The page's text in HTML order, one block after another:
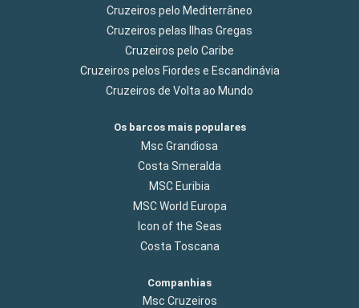
Cruzeiros pelo Mediterrâneo
Cruzeiros pelas Ilhas Gregas
Cruzeiros pelo Caribe
Cruzeiros pelos Fiordes e Escandinávia
Cruzeiros de Volta ao Mundo
Os barcos mais populares
Msc Grandiosa
Costa Smeralda
MSC Euribia
MSC World Europa
Icon of the Seas
Costa Toscana
Companhias
Msc Cruzeiros